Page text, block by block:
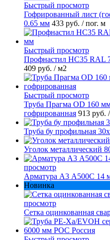
Быстрый просмотр
Гофрированный лист
0.65 мм 433 руб. / пог. м
Быстрый просмотр
Профнастил НС35 RAL
409 руб. / м2
Быстрый просмотр
Труба Прагма OD 160
гофрированная 913 руб.
Труба бу профильная
Уголок металлический
просмотр
Арматура А3 А500С 14
Новинка
просмотр
Сетка оцинкованная